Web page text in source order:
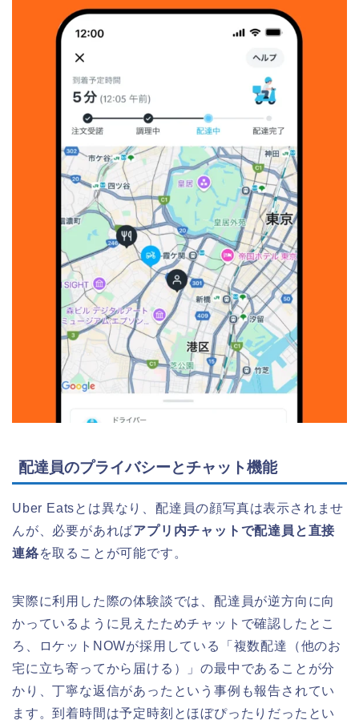
配達員のプライバシーとチャット機能
Uber Eatsとは異なり、配達員の顔写真は表示されませ
んが、必要があればアプリ内チャットで配達員と直接
連絡を取ることが可能です。
実際に利用した際の体験談では、配達員が逆方向に向
かっているように見えたためチャットで確認したとこ
ろ、ロケットNOWが採用している「複数配達（他のお
宅に立ち寄ってから届ける）」の最中であることが分
かり、丁寧な返信があったという事例も報告されてい
ます。到着時間は予定時刻とほぼぴったりだったとい